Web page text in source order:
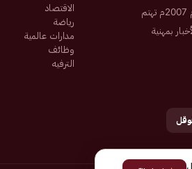
صحيفة إلكترونية سعودية تم تأسيسها عام 2007م تهتم
بمهنية
الاقتصاد
رياضة
مدارات عالمية
وظائف
الترفيه